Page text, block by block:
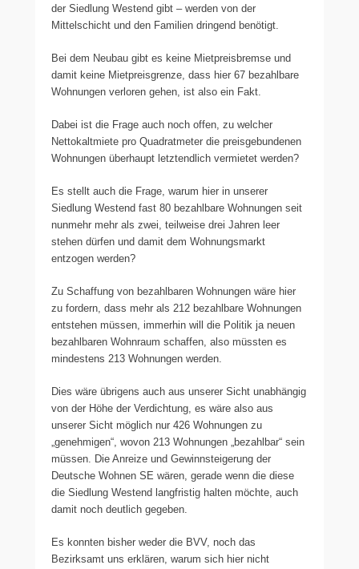
der Siedlung Westend gibt – werden von der
Mittelschicht und den Familien dringend benötigt.
Bei dem Neubau gibt es keine Mietpreisbremse und
damit keine Mietpreisgrenze, dass hier 67 bezahlbare
Wohnungen verloren gehen, ist also ein Fakt.
Dabei ist die Frage auch noch offen, zu welcher
Nettokaltmiete pro Quadratmeter die preisgebundenen
Wohnungen überhaupt letztendlich vermietet werden?
Es stellt auch die Frage, warum hier in unserer
Siedlung Westend fast 80 bezahlbare Wohnungen seit
nunmehr mehr als zwei, teilweise drei Jahren leer
stehen dürfen und damit dem Wohnungsmarkt
entzogen werden?
Zu Schaffung von bezahlbaren Wohnungen wäre hier
zu fordern, dass mehr als 212 bezahlbare Wohnungen
entstehen müssen, immerhin will die Politik ja neuen
bezahlbaren Wohnraum schaffen, also müssten es
mindestens 213 Wohnungen werden.
Dies wäre übrigens auch aus unserer Sicht unabhängig
von der Höhe der Verdichtung, es wäre also aus
unserer Sicht möglich nur 426 Wohnungen zu
„genehmigen“, wovon 213 Wohnungen „bezahlbar“ sein
müssen. Die Anreize und Gewinnsteigerung der
Deutsche Wohnen SE wären, gerade wenn die diese
die Siedlung Westend langfristig halten möchte, auch
damit noch deutlich gegeben.
Es konnten bisher weder die BVV, noch das
Bezirksamt uns erklären, warum sich hier nicht